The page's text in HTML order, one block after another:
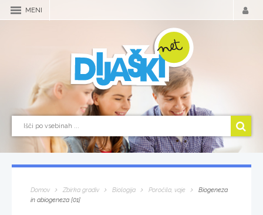
MENI
Domov Zbirka gradiv Biologija Poročila, vaje
Biogeneza
in abiogeneza [01]